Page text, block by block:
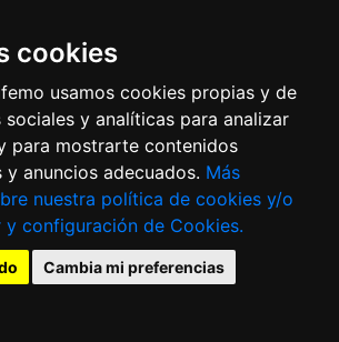
cookies
usamos cookies propias y de
y analíticas para analizar
para mostrarte contenidos
y anuncios adecuados. Más
nuestra política de cookies y/o
y configuración de Cookies.
Cambia mi preferencias